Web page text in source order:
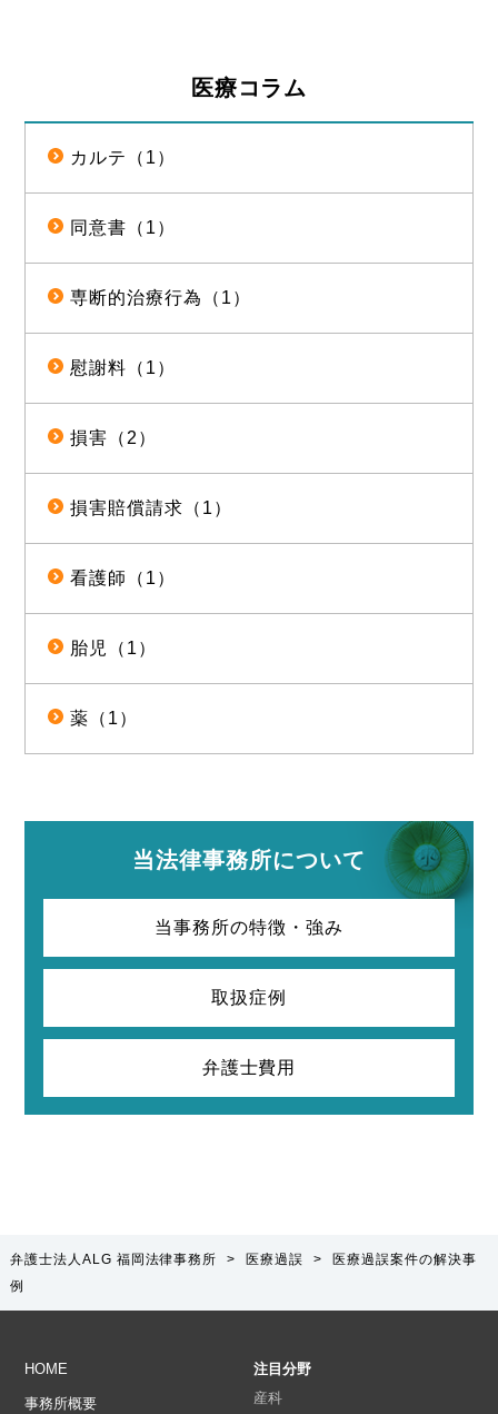
医療コラム
カルテ（1）
同意書（1）
専断的治療行為（1）
慰謝料（1）
損害（2）
損害賠償請求（1）
看護師（1）
胎児（1）
薬（1）
当法律事務所について
当事務所の特徴・強み
取扱症例
弁護士費用
弁護士法人ALG 福岡法律事務所 > 医療過誤 >
医療過誤案件の解決事
例
HOME
事務所概要
注目分野
産科